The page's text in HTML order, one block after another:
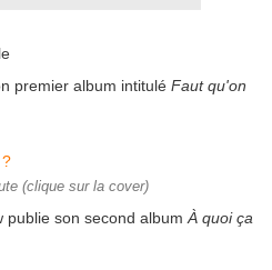
premier album intitulé Faut qu'on
(clique sur la cover)
publie son second album À quoi ça